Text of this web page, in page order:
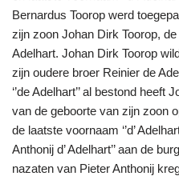
Bernardus Toorop werd
zijn zoon Johan Dirk Toorop,
Adelhart. Johan Dirk Toorop
zijn oudere broer Reinier de
‘’de Adelhart’’ al bestond
van de geboorte van zijn zoon
de laatste voornaam ‘’d’
Anthonij d’ Adelhart’’ aan de
nazaten van Pieter Anthonij